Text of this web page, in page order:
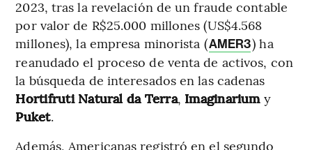
2023, tras la revelación de un fraude contable
por valor de R$25.000 millones (US$4.568
millones), la empresa minorista (AMER3) ha
reanudado el proceso de venta de activos, con
la búsqueda de interesados en las cadenas
Hortifruti Natural da Terra, Imaginarium y
Puket.
Además, Americanas registró en el segundo